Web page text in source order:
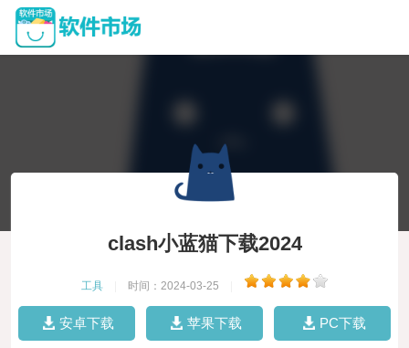
clash小蓝猫下载2024
工具 时间：2024-03-25
安卓下载 苹果下载 PC下载